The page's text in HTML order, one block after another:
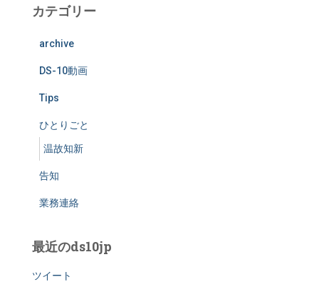
カテゴリー
archive
DS-10動画
Tips
ひとりごと
温故知新
告知
業務連絡
最近のds10jp
ツイート